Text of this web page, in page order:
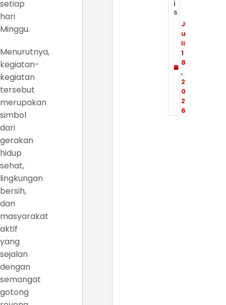
setiap
hari
Minggu.
Menurutnya,
kegiatan-
kegiatan
tersebut
merupakan
simbol
dari
gerakan
hidup
sehat,
lingkungan
bersih,
dan
masyarakat
aktif
yang
sejalan
dengan
semangat
gotong
i
s
J
u
li
1
8
,
2
0
2
6